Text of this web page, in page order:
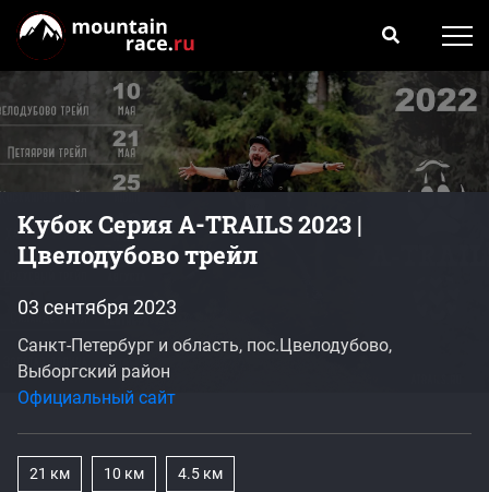
Кубок Серия A-TRAILS 2023 |
Цвелодубово трейл
03 сентября 2023
Санкт-Петербург и область, пос.Цвелодубово,
Выборгский район
Официальный сайт
21 км 10 км 4.5 км